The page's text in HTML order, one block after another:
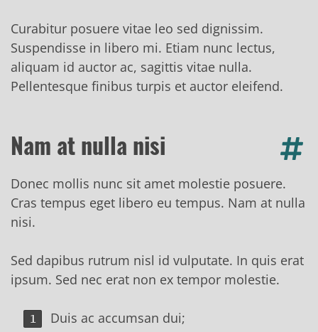
Curabitur posuere vitae leo sed dignissim.
Suspendisse in libero mi. Etiam nunc lectus,
aliquam id auctor ac, sagittis vitae nulla.
Pellentesque finibus turpis et auctor eleifend.
Nam at nulla nisi
Donec mollis nunc sit amet molestie posuere.
Cras tempus eget libero eu tempus. Nam at nulla
nisi.
Sed dapibus rutrum nisl id vulputate. In quis erat
ipsum. Sed nec erat non ex tempor molestie.
Duis ac accumsan dui;